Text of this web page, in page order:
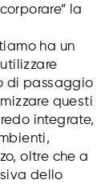
la
ha un
di passaggio
questi
integrate,
oltre che a
dello